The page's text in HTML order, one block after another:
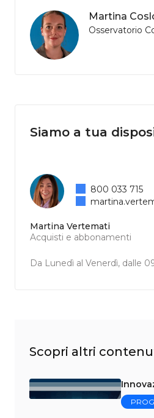
Martina
Osservatorio
Siamo a tua
Martina Vertemati
Acquisti e abbonamenti
Da Lunedì al Venerdì, dalle
800 033 715
Scopri altri